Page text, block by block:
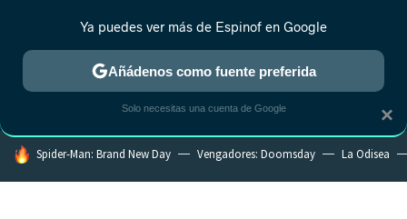
ESTRENOS REALITY ANIME RANKINGS CINE
HOY SE HABLA DE
Spider-Man: Brand New Day Vengadores: Doomsday La Odisea
×
Ya puedes ver más de Espinof en Google
Añádenos como fuente preferida
Solo necesitas una cuenta de Google